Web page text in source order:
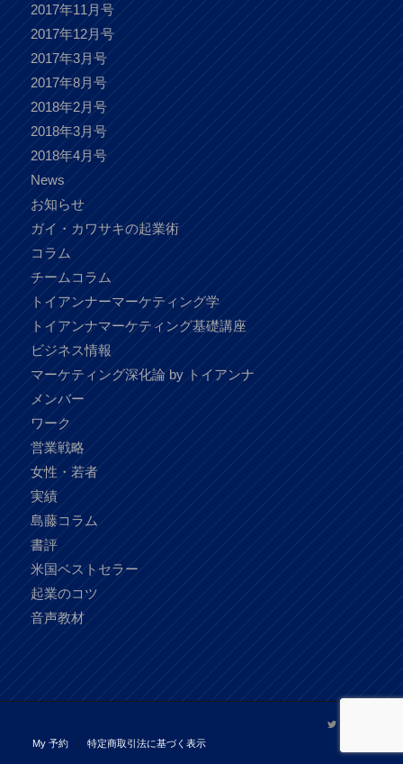
2017年11月号
2017年12月号
2017年3月号
2017年8月号
2018年2月号
2018年3月号
2018年4月号
News
お知らせ
ガイ・カワサキの起業術
コラム
チームコラム
トイアンナーマーケティング学
トイアンナマーケティング基礎講座
ビジネス情報
マーケティング深化論 by トイアンナ
メンバー
ワーク
営業戦略
女性・若者
実績
島藤コラム
書評
米国ベストセラー
起業のコツ
音声教材
My 予約 特定商取引法に基づく表示